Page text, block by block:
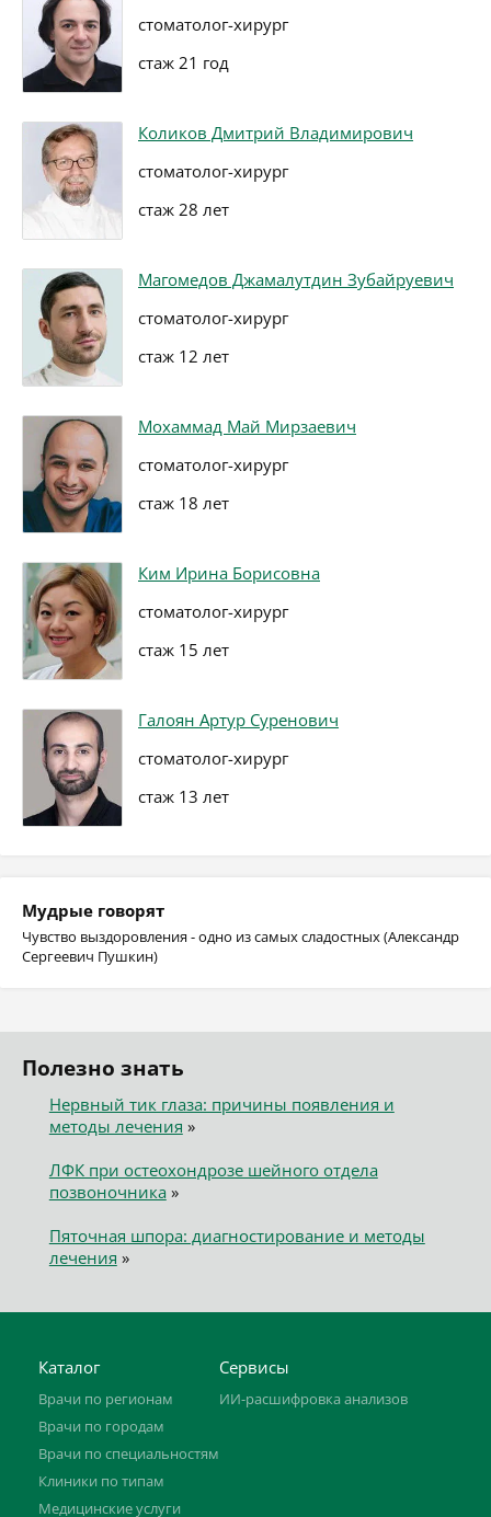
стоматолог-хирург
стаж 21 год
Коликов Дмитрий Владимирович
стоматолог-хирург
стаж 28 лет
Магомедов Джамалутдин Зубайруевич
стоматолог-хирург
стаж 12 лет
Мохаммад Май Мирзаевич
стоматолог-хирург
стаж 18 лет
Ким Ирина Борисовна
стоматолог-хирург
стаж 15 лет
Галоян Артур Суренович
стоматолог-хирург
стаж 13 лет
Мудрые говорят
Чувство выздоровления - одно из самых сладостных (Александр
Сергеевич Пушкин)
Полезно знать
Нервный тик глаза: причины появления и
методы лечения »
ЛФК при остеохондрозе шейного отдела
позвоночника»
Пяточная шпора: диагностирование и методы
лечения »
Каталог
Врачи по регионам
Врачи по городам
Врачи по специальностям
Клиники по типам
Медицинские услуги
Сервисы
ИИ-расшифровка анализов